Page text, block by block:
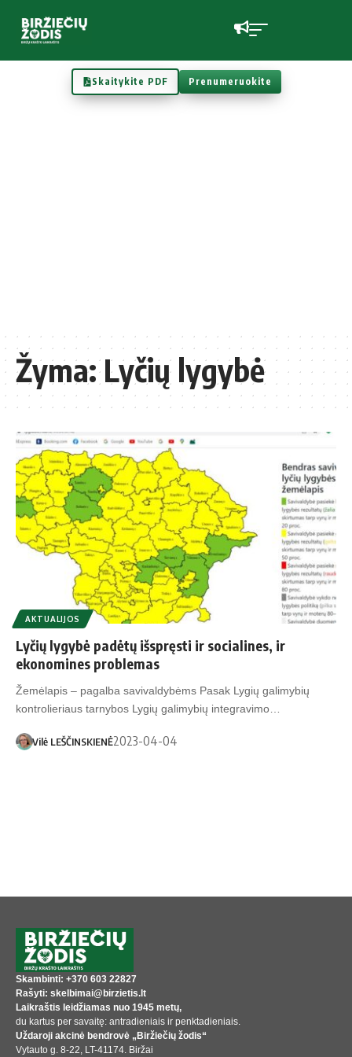
Skaitykite PDF Prenumeruokite
Žyma:Lyčių lygybė
AKTUALIJOS
Lyčių lygybė padėtų išspręsti ir socialines, ir
ekonomines problemas
Žemėlapis – pagalba savivaldybėms Pasak Lygių galimybių
kontrolieriaus tarnybos Lygių galimybių integravimo…
Vilė LEŠČINSKIENĖ2023-04-04
Skambinti: +370 603 22827
Rašyti: skelbimai@birzietis.lt
Laikraštis leidžiamas nuo 1945 metų,
du kartus per savaitę: antradieniais ir penktadieniais.
Uždaroji akcinė bendrovė „Biržiečių žodis“
Vytauto g. 8-22, LT-41174. Biržai